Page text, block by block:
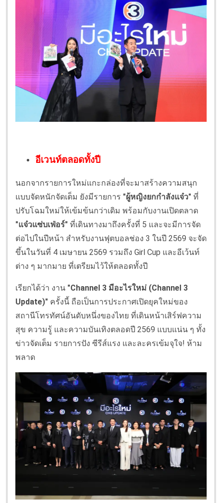
อีเวนท์ตลอดทั้งปี
นอกจากรายการใหม่แกะกล่องที่จะมาสร้างความสนุก
แบบจัดหนักจัดเต็ม ยังมีรายการ "ผู้หญิงยกกำลังแจ๋ว" ที่
ปรับโฉมใหม่ให้เข้มข้นกว่าเดิม พร้อมกับงานเปิดตลาด
"แจ๋วแซ่บเฟ่อร์" ที่เดินทางมาถึงครั้งที่ 5 และจะมีการจัด
ต่อไปในปีหน้า สำหรับงานฟุตบอลช่อง 3 ในปี 2569 จะจัด
ขึ้นในวันที่ 4 เมษายน 2569 รวมถึง Girl Cup และอีเว้นท์
ต่าง ๆ มากมาย ที่เตรียมไว้ให้ตลอดทั้งปี
เรียกได้ว่า งาน "Channel 3 มีอะไรใหม่ (Channel 3
Update)" ครั้งนี้ ถือเป็นการประกาศเปิดยุคใหม่ของ
สถานีโทรทัศน์อันดับหนึ่งของไทย ที่เดินหน้าเสิร์ฟความ
สุข ความรู้ และความบันเทิงตลอดปี 2569 แบบแน่น ๆ ทั้ง
ข่าวจัดเต็ม รายการปัง ซีรีส์แรง และละครเข้มจุใจ! ห้าม
พลาด